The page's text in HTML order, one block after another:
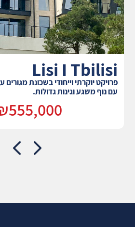
Lisi I Tbilisi
פרויקט יוקרתי וייחודי בשכונת
עם נוף משגע וגינות גדולות.